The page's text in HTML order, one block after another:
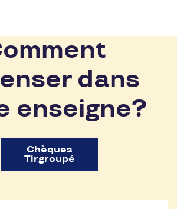
dans
enseigne?
Chèques
Tirgroupé